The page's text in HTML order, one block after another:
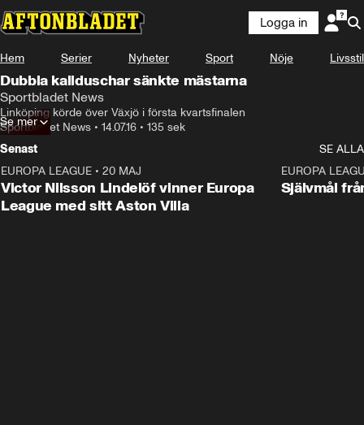
Logga in
Hem Serier Nyheter Sport Nöje Livsstil
Dubbla kallduschar sänkte mästarna
Sportbladet News
Linköping körde över Växjö i första kvartsfinalen
Sportbladet News • 14.07.16 • 135 sek
Se mer
Senast
SE ALLA
EUROPA LEAGUE • 20 MAJ
Victor Nilsson Lindelöf vinner Europa
League med sitt Aston Villa
EUROPA
Självmål